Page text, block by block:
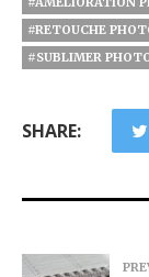
#RETOUCHE
#SUBLIMER
SHARE: